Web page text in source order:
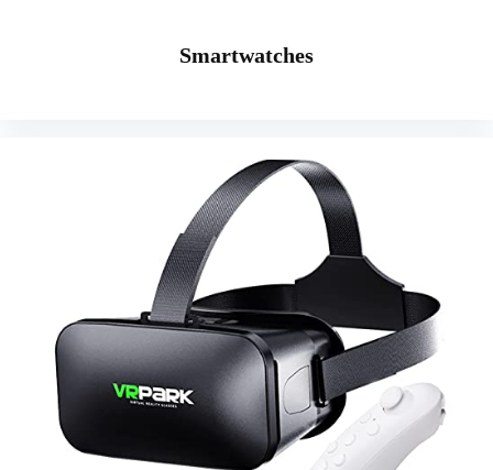
Smartwatches